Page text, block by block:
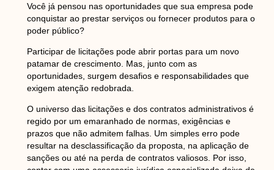
Você já pensou nas oportunidades que sua empresa pode
conquistar ao prestar serviços ou fornecer produtos para o
poder público?
Participar de licitações pode abrir portas para um novo
patamar de crescimento. Mas, junto com as
oportunidades, surgem desafios e responsabilidades que
exigem atenção redobrada.
O universo das licitações e dos contratos administrativos é
regido por um emaranhado de normas, exigências e
prazos que não admitem falhas. Um simples erro pode
resultar na desclassificação da proposta, na aplicação de
sanções ou até na perda de contratos valiosos. Por isso,